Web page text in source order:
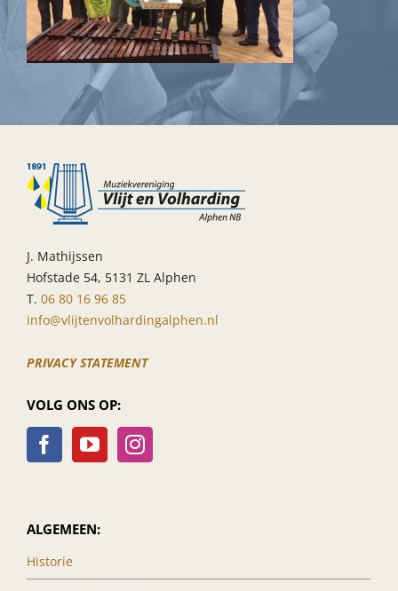
J. Mathijssen
Hofstade 54, 5131 ZL Alphen
T. 06 80 16 96 85
info@vlijtenvolhardingalphen.nl
PRIVACY STATEMENT
VOLG ONS OP:
ALGEMEEN:
Historie